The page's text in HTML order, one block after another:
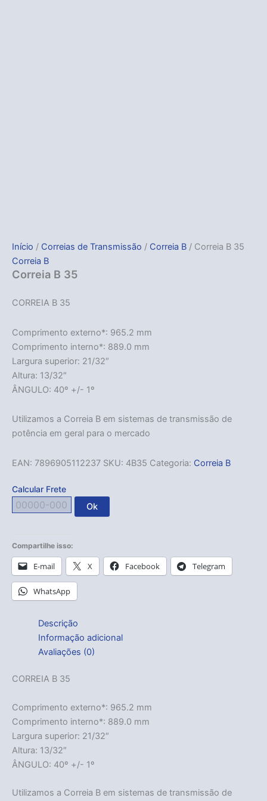
Início / Correias de Transmissão / Correia B / Correia B 35
Correia B
Correia B 35
CORREIA B 35
Comprimento externo*: 965.2 mm
Comprimento interno*: 889.0 mm
Largura superior: 21/32″
Altura: 13/32″
ÂNGULO: 40º +/- 1º
Utilizamos a Correia B em sistemas de transmissão de
potência em geral para o mercado
EAN: 7896905112237 SKU: 4B35 Categoria: Correia B
Calcular Frete
Ok
Compartilhe isso:
E-mail X Facebook Telegram
WhatsApp
Descrição
Informação adicional
Avaliações (0)
CORREIA B 35
Comprimento externo*: 965.2 mm
Comprimento interno*: 889.0 mm
Largura superior: 21/32″
Altura: 13/32″
ÂNGULO: 40º +/- 1º
Utilizamos a Correia B em sistemas de transmissão de